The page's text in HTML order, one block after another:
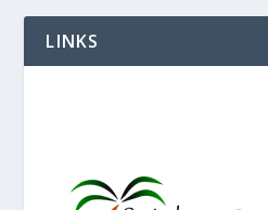
LINKS